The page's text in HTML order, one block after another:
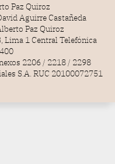
Paz Quiroz
Aguirre Castañeda
Paz Quiroz
Lima 1 Central Telefónica
2206 / 2218 / 2298
S.A. RUC 20100072751